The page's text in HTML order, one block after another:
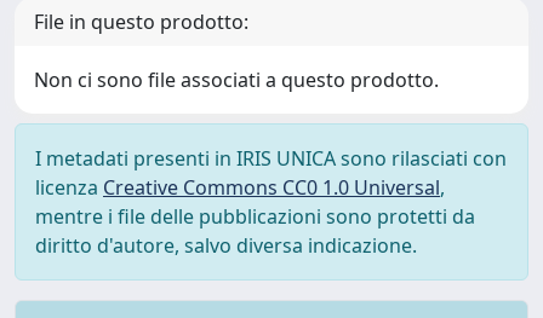
File in questo prodotto:
Non ci sono file associati a questo prodotto.
I metadati presenti in IRIS UNICA sono rilasciati con
licenza Creative Commons CC0 1.0 Universal,
mentre i file delle pubblicazioni sono protetti da
diritto d'autore, salvo diversa indicazione.